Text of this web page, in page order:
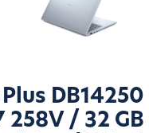
Plus DB14250
/ 32 GB